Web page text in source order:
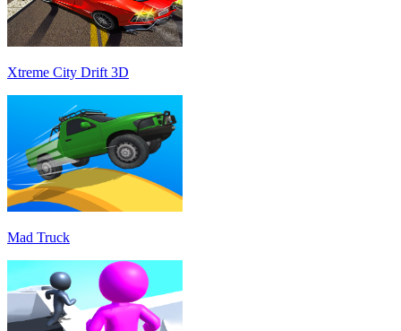
Xtreme City Drift 3D
Mad Truck